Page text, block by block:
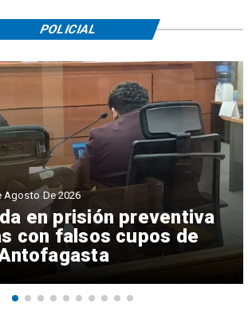
en prisión preventiva
con falsos cupos de
Agosto De 2026
POLICIAL